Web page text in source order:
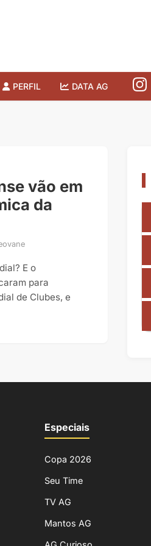
PERFIL DATA AG
vão em
da
E o
para
de Clubes, e
Especiais
Copa 2026
Seu Time
TV AG
Mantos AG